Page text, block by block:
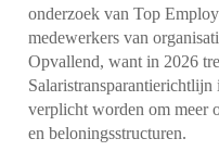
onderzoek van Top
medewerkers van
Opvallend, want in 2026
verplicht worden om meer
en beloningsstructuren.